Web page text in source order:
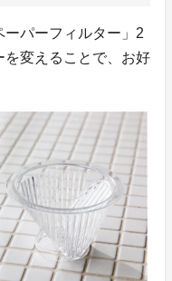
ーパーフィルター」2
変えることで、お好